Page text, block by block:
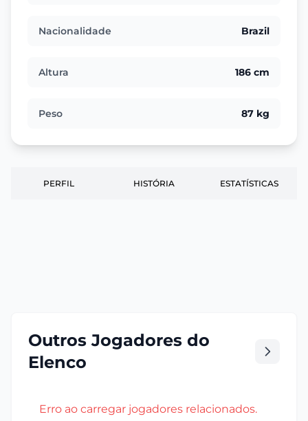
Nacionalidade Brazil
Altura 186 cm
Peso 87 kg
PERFIL HISTÓRIA ESTATÍSTICAS
Outros Jogadores do
Elenco
Erro ao carregar jogadores relacionados.